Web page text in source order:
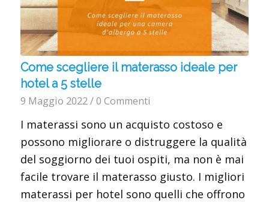
Come scegliere il materasso ideale per
hotel a 5 stelle
9 Maggio 2022 / 0 Commenti
I materassi sono un acquisto costoso e
possono migliorare o distruggere la qualità
del soggiorno dei tuoi ospiti, ma non è mai
facile trovare il materasso giusto. I migliori
materassi per hotel sono quelli che offrono